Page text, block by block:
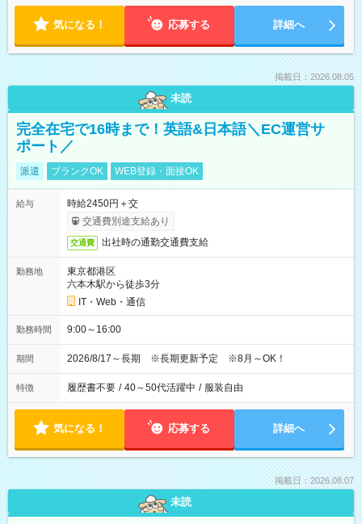
気になる！ 応募する 詳細へ
掲載日：2026.08.05
未読
完全在宅で16時まで！英語&日本語＼EC運営サ
ポート／
派遣 ブランクOK WEB登録・面接OK
給与
時給2450円＋交
交通費別途支給あり
交通費 出社時の通勤交通費支給
勤務地
東京都港区
六本木駅から徒歩3分
IT・Web・通信
勤務時間 9:00～16:00
期間 2026/8/17～長期 ※長期更新予定 ※8月～OK！
特徴 履歴書不要 / 40～50代活躍中 / 服装自由
気になる！ 応募する 詳細へ
掲載日：2026.08.07
未読